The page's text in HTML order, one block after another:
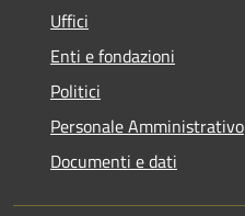
Uffici
Enti e fondazioni
Politici
Personale Amministrativo
Documenti e dati